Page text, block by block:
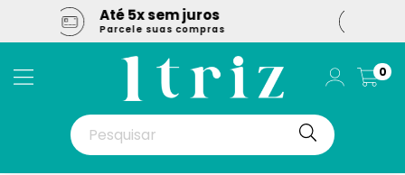
Promoções
Até 50% off - Clique Aqui
0